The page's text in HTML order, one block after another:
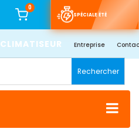
0
SPÉCIALE ÉTÉ
CLIMATISEUR Entreprise
Rechercher